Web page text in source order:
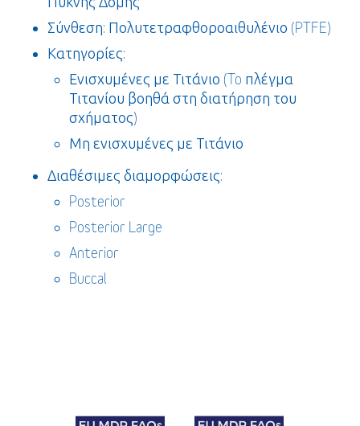
Σύνθεση: Πολυτετραφθοροαιθυλένιο (PTFE)
Κατηγορίες:
Ενισχυμένες με Τιτάνιο (To πλέγμα
Τιτανίου βοηθά στη διατήρηση του
σχήματος)
Μη ενισχυμένες με Τιτάνιο
Διαθέσιμες διαμορφώσεις:
Posterior
Posterior Large
Anterior
Buccal